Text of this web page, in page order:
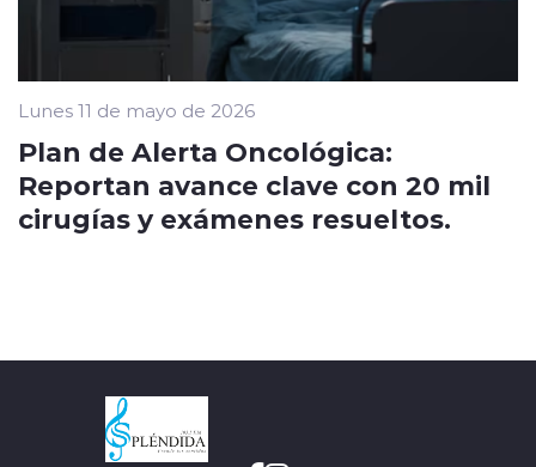
Lunes 11 de mayo de 2026
Plan de Alerta Oncológica:
Reportan avance clave con 20 mil
cirugías y exámenes resueltos.